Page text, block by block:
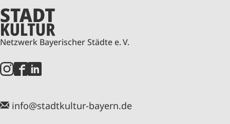
Netzwerk Bayerischer Städte e. V.
info@stadtkultur-bayern.de